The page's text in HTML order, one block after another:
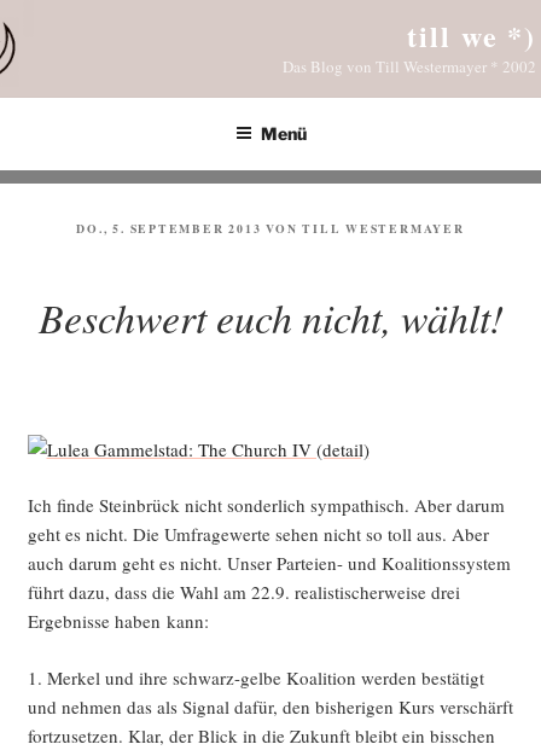
Inhalt
springen
till we *)
Das Blog von Till Westermayer * 2002
Menü
VERÖFFENTLICHT
DO., 5. SEPTEMBER 2013 VONTILL WESTERMAYER
Beschwert euch nicht, wählt!
Ich fin­de Stein­brück nicht son­der­lich sym­pa­thisch. Aber dar­um
geht es nicht. Die Umfra­ge­wer­te sehen nicht so toll aus. Aber
auch dar­um geht es nicht. Unser Par­tei­en- und Koali­ti­ons­sys­tem
führt dazu, dass die Wahl am 22.9. rea­lis­ti­scher­wei­se drei
Ergeb­nis­se haben kann:
1. Mer­kel und ihre schwarz-gel­be Koali­ti­on wer­den bestä­tigt
und neh­men das als Signal dafür, den bis­he­ri­gen Kurs ver­schärft
fort­zu­set­zen. Klar, der Blick in die Zukunft bleibt ein biss­chen